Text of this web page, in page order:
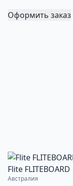
Оформить заказ
Flite FLITEBOARD
Австралия